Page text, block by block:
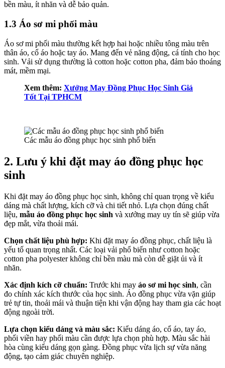
bền màu, ít nhăn và dễ bảo quản.
1.3 Áo sơ mi phối màu
Áo sơ mi phối màu thường kết hợp hai hoặc nhiều tông màu trên
thân áo, cổ áo hoặc tay áo. Mang đến vẻ năng động, cá tính cho học
sinh. Vải sử dụng thường là cotton hoặc cotton pha, đảm bảo thoáng
mát, mềm mại.
Xem thêm: Xưởng May Đồng Phục Học Sinh Giá
Tốt Tại TPHCM
Các mẫu áo đồng phục học sinh phổ biến
2. Lưu ý khi đặt may áo đồng phục học
sinh
Khi đặt may áo đồng phục học sinh, không chỉ quan trọng về kiểu
dáng mà chất lượng, kích cỡ và chi tiết nhỏ. Lựa chọn đúng chất
liệu, mẫu áo đồng phục học sinh và xưởng may uy tín sẽ giúp vừa
đẹp mắt, vừa thoải mái.
Chọn chất liệu phù hợp: Khi đặt may áo đồng phục, chất liệu là
yếu tố quan trọng nhất. Các loại vải phổ biến như cotton hoặc
cotton pha polyester không chỉ bền màu mà còn dễ giặt ủi và ít
nhăn.
Xác định kích cỡ chuẩn: Trước khi may áo sơ mi học sinh, cần
đo chính xác kích thước của học sinh. Áo đồng phục vừa vặn giúp
trẻ tự tin, thoải mái và thuận tiện khi vận động hay tham gia các hoạt
động ngoài trời.
Lựa chọn kiểu dáng và màu sắc: Kiểu dáng áo, cổ áo, tay áo,
phối viền hay phối màu cần được lựa chọn phù hợp. Màu sắc hài
hòa cùng kiểu dáng gọn gàng. Đồng phục vừa lịch sự vừa năng
động, tạo cảm giác chuyên nghiệp.